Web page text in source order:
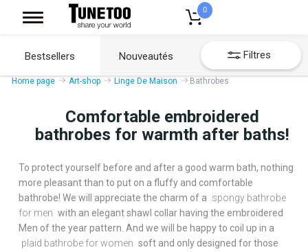
0
Bestsellers Nouveautés Filtres
Home page Art-shop Linge De Maison Bathrobes
Comfortable embroidered
bathrobes for warmth after baths!
To protect yourself before and after a good warm bath, nothing
more pleasant than to put on a fluffy and comfortable
bathrobe! We will appreciate the charm of a spongy bathrobe
for men with an elegant shawl collar having the embroidered
Men of the year pattern. And we will be happy to coil up in a
plaid bathrobe for women soft and only designed for those